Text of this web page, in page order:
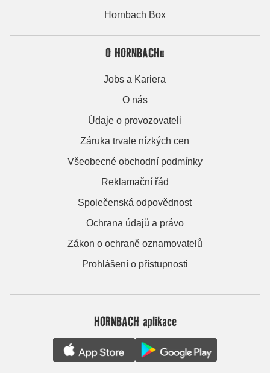
Hornbach Box
O HORNBACHu
Jobs a Kariera
O nás
Údaje o provozovateli
Záruka trvale nízkých cen
Všeobecné obchodní podmínky
Reklamační řád
Společenská odpovědnost
Ochrana údajů a právo
Zákon o ochraně oznamovatelů
Prohlášení o přístupnosti
HORNBACH aplikace